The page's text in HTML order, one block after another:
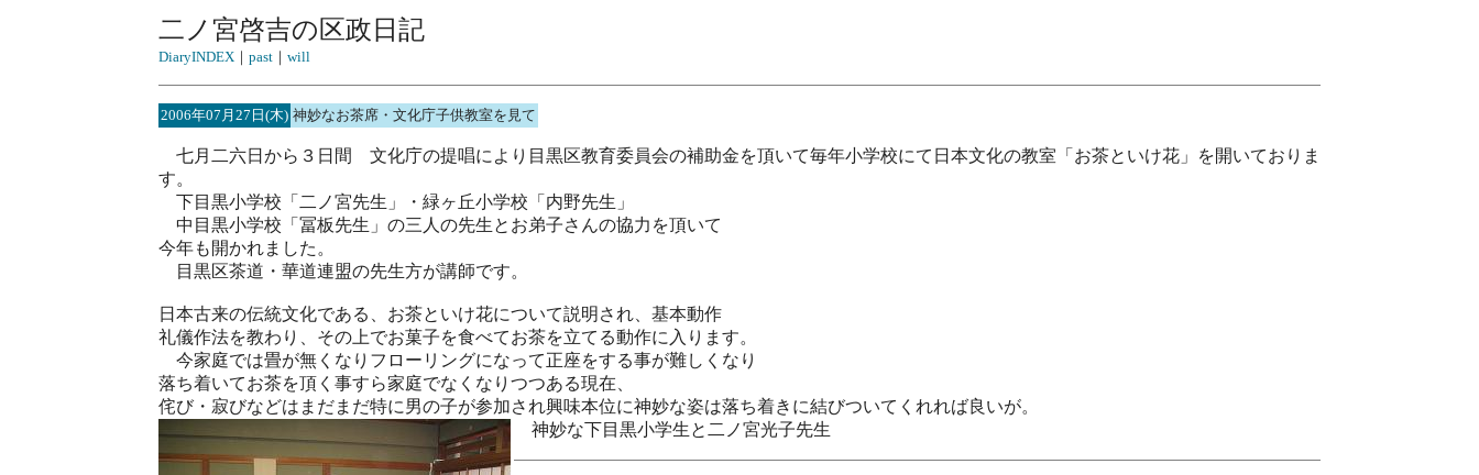
二ノ宮啓吉の区政日記
DiaryINDEX ｜ past ｜ will
2006年07月27日(木) 神妙なお茶席・文化庁子供教室を見て
七月二六日から３日間 文化庁の提唱により目黒区教育委員会の補助金を頂いて毎年小学校にて日本文化の教室「お茶といけ花」を開いておりま
す。
下目黒小学校「二ノ宮先生」・緑ヶ丘小学校「内野先生」
中目黒小学校「冨板先生」の三人の先生とお弟子さんの協力を頂いて
今年も開かれました。
目黒区茶道・華道連盟の先生方が講師です。
日本古来の伝統文化である、お茶といけ花について説明され、基本動作
礼儀作法を教わり、その上でお菓子を食べてお茶を立てる動作に入ります。
今家庭では畳が無くなりフローリングになって正座をする事が難しくなり
落ち着いてお茶を頂く事すら家庭でなくなりつつある現在、
侘び・寂びなどはまだまだ特に男の子が参加され興味本位に神妙な姿は落ち着きに結びついてくれれば良いが。
神妙な下目黒小学生と二ノ宮光子先生